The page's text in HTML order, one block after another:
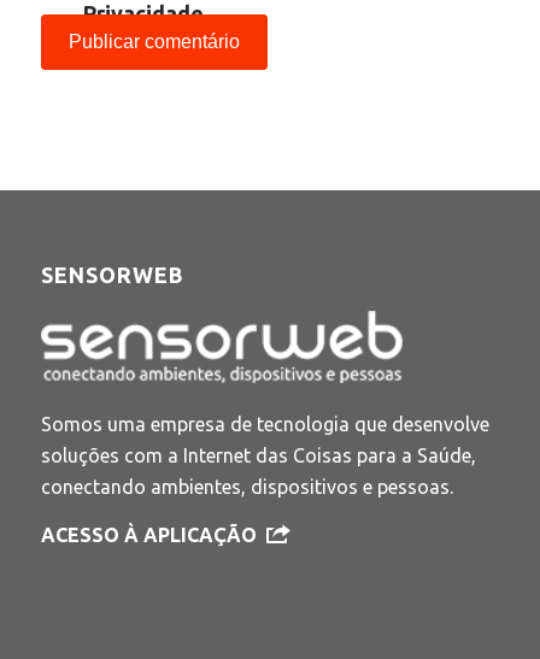
Privacidade
SENSORWEB
Somos uma empresa de tecnologia que desenvolve
soluções com a Internet das Coisas para a Saúde,
conectando ambientes, dispositivos e pessoas.
ACESSO À APLICAÇÃO